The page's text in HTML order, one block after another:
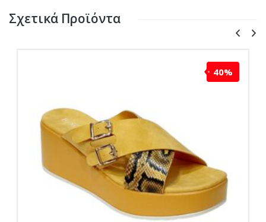
Σχετικά Προϊόντα
40%